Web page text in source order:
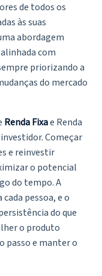
de todos os
às suas
abordagem
com
priorizando a
do mercado
Renda Fixae Renda
Começar
e reinvestir
o potencial
do tempo. A
pessoa, e o
do que
o produto
passo e manter o